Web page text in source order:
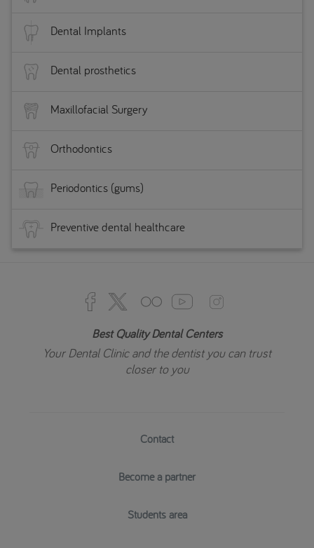
Dental Implants
Dental prosthetics
Maxillofacial Surgery
Orthodontics
Periodontics (gums)
Preventive dental healthcare
Best Quality Dental Centers
Your Dental Clinic and the dentist you can trust
closer to you
Contact
Become a partner
Students area